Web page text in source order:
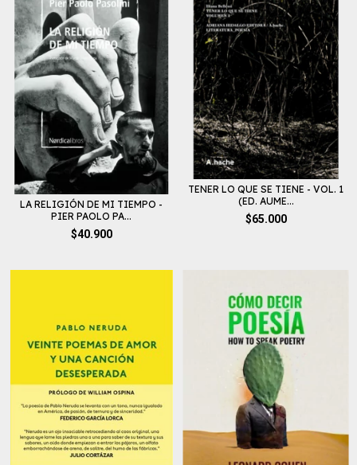
LA RELIGIÓN DE MI TIEMPO -
PIER PAOLO PA...
$40.900
TENER LO QUE SE TIENE - VOL. 1
(ED. AUME...
$65.000